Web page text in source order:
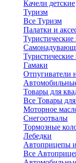
Качели детские
Туризм
Все Туризм
Палатки и
Туристические
Туристические
Гамаки
Отпугиватели
Товары для
Все Товары
Моторное
Снегоотвалы
Тормозные
Лебедки
Автоприцепы
Все